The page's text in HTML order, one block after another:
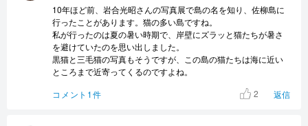
10年ほど前、岩合光昭さんの写真展で島の名を知り、佐柳島に
行ったことがあります。猫の多い島ですね。
私が行ったのは夏の暑い時期で、岸壁にズラッと猫たちが暑さ
を避けていたのを思い出しました。
黒猫と三毛猫の写真もそうですが、この島の猫たちは海に近い
ところまで近寄ってくるのですよね。
コメント1件
2 返信